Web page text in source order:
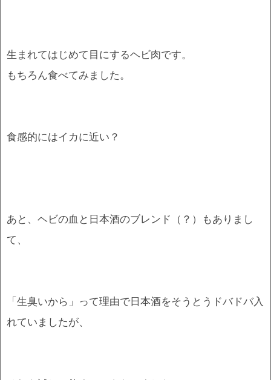
生まれてはじめて目にするヘビ肉です。
もちろん食べてみました。
食感的にはイカに近い？
あと、ヘビの血と日本酒のブレンド（？）もありまし
て、
「生臭いから」って理由で日本酒をそうとうドバドバ入
れていましたが、